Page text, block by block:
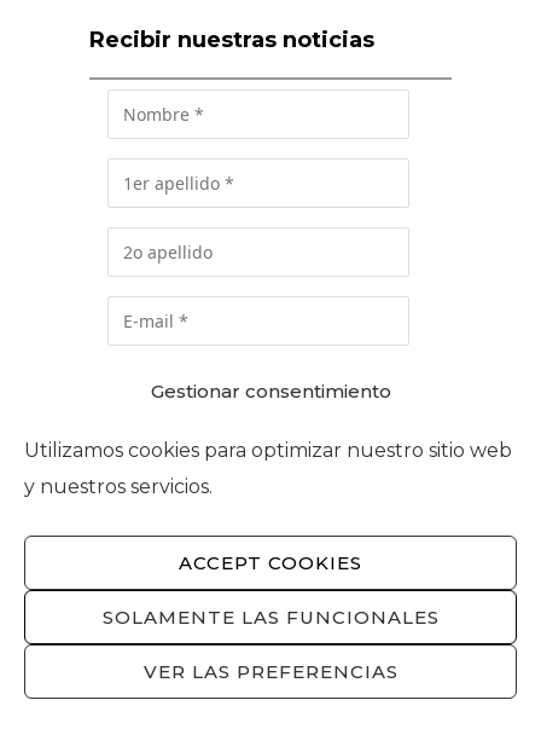
Gestionar consentimiento
Utilizamos cookies para optimizar nuestro sitio web
y nuestros servicios.
ACCEPT COOKIES
SOLAMENTE LAS FUNCIONALES
VER LAS PREFERENCIAS
Recibir nuestras noticias
Información básica sobre
protección de datos:
Responsable:FOMENT DEL
TREBALL NACIONAL.
comercial.
Más información y
derechos: Política de privacidad.
Acepto el tratamiento de mis